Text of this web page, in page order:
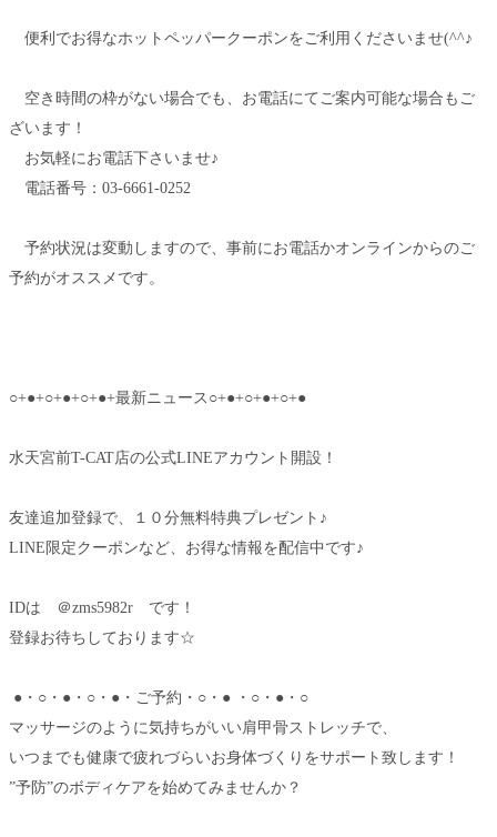
便利でお得なホットペッパークーポンをご利用くださいませ(^^♪
空き時間の枠がない場合でも、お電話にてご案内可能な場合もご
ざいます！
お気軽にお電話下さいませ♪
電話番号：03-6661-0252
予約状況は変動しますので、事前にお電話かオンラインからのご
予約がオススメです。
○+●+○+●+○+●+最新ニュース○+●+○+●+○+●
水天宮前T-CAT店の公式LINEアカウント開設！
友達追加登録で、１０分無料特典プレゼント♪
LINE限定クーポンなど、お得な情報を配信中です♪
IDは ＠zms5982r です！
登録お待ちしております☆
●・○・●・○・●・ご予約・○・● ・○・●・○
マッサージのように気持ちがいい肩甲骨ストレッチで、
いつまでも健康で疲れづらいお身体づくりをサポート致します！
”予防”のボディケアを始めてみませんか？